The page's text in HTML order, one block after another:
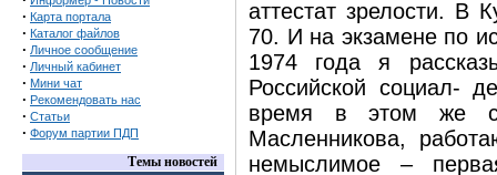
· Карта портала
· Каталог файлов
· Личное сообщение
· Личный кабинет
· Мини чат
· Рекомендовать нас
· Статьи
· Форум партии ПДП
Темы новостей
аттестат зрелости.
70. И на экзамене по
1974 года я
Российской социал-
время в этом же
Масленникова,
немыслимое –